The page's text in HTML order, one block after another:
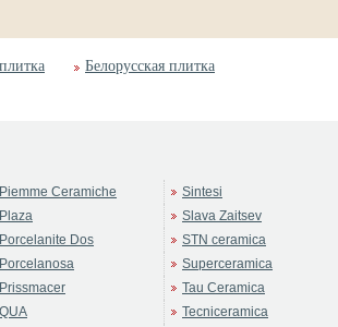
Белорусская плитка
Piemme Ceramiche
Plaza
Porcelanite Dos
Porcelanosa
Prissmacer
QUA
Sintesi
Slava Zaitsev
STN ceramica
Superceramica
Tau Ceramica
Tecniceramica